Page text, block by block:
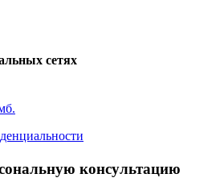
сетях
консультацию